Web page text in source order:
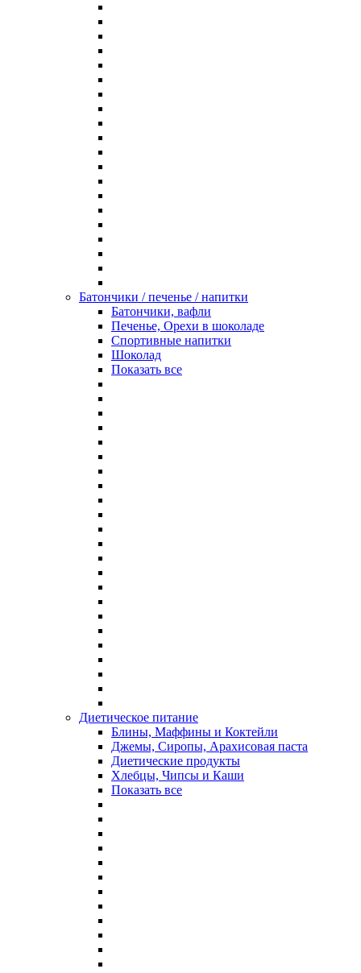
Батончики / печенье / напитки
Батончики, вафли
Печенье, Орехи в шоколаде
Спортивные напитки
Шоколад
Показать все
Диетическое питание
Блины, Маффины и Коктейли
Джемы, Сиропы, Арахисовая паста
Диетические продукты
Хлебцы, Чипсы и Каши
Показать все